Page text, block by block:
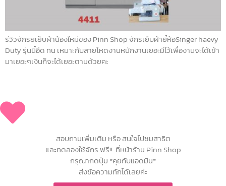
รีวิวจักรยเย็บผ้าน้องใหม่ของ Pinn Shop จักรเย็บผ้ายี้ห้อSinger haevy
Duty รุ่นนี้อึด ทน เหมาะกับสายโหดงานหนักงานเยอะมีไว้เพื่องานจะได้เข้า
มาเยอะๆเงินก็จะได้เยอะตามด้วยคะ
สอบถามเพิ่มเติม หรือ สนใจไปชมสาธิต
และทดลองใช้จักร ฟรี!! ที่หน้าร้าน Pinn Shop
กรุณากดปุ่ม *คุยกับแอดมิน*
ส่งข้อความทักได้เลยค่ะ